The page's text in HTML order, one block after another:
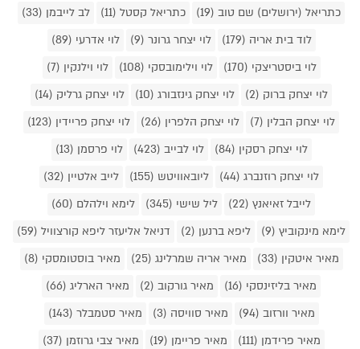
כתריאל (ירושלים) שם טוב (19)
כתריאל קסטל (11)
לב לייבמן (33)
לוד בית אריה (179)
לוי יצחר גרונר (9)
לוי אדרעי (89)
לוי ביסטריצקי (170)
לוי וילימובסקי (108)
לוי וילנקין (7)
לוי יצחק ברוק (2)
לוי יצחק גינזבורג (10)
לוי יצחק גרליק (14)
לוי יצחק הבלין (7)
לוי יצחק הלפרין (26)
לוי יצחק פריידין (123)
לוי יצחק רסקין (84)
לוי לבייב (423)
לוי פרסמן (13)
לוי יצחק רוזנברג (44)
ליובאוויטש (155)
לייב אלטיין (32)
לייבל זאיאנץ (22)
ליל שישי (345)
לימא וילהלם (60)
לימא מינקוביץ (9)
ליפא ברנען (2)
דניאל אליעזר ליפא קורצוויל (59)
מאיר איטקין (33)
מאיר אריה שמרלינג (25)
מאיר בוסטומסקי (8)
מאיר בליזינסקי (16)
מאיר גורקוב (2)
מאיר הארליג (66)
מאיר וורזוב (94)
מאיר סוויסה (3)
מאיר סטמבלר (143)
מאיר פרידמן (111)
מאיר פריימן (19)
מאיר צבי גרוזמן (37)